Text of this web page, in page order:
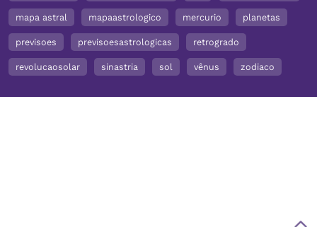
mapa astral mapaastrologico mercurio planetas
previsoes previsoesastrologicas retrogrado
revolucaosolar sinastria sol vênus zodiaco